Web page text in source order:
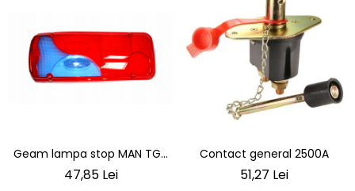
Geam lampa stop MAN TGA
- MERCEDES SPRINTER partea
47,85 Lei
Contact general 2500A
51,27 Lei